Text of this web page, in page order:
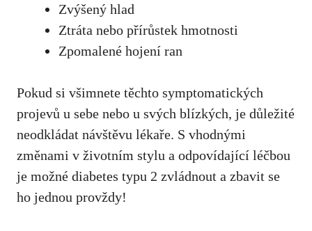
Zvýšený hlad
Ztráta nebo přírůstek hmotnosti
Zpomalené hojení ran
Pokud si všimnete těchto symptomatických⁢
projevů u sebe nebo‍ u svých blízkých, ​je důležité
neodkládat návštěvu ⁢lékaře. S vhodnými
změnami v životním stylu a odpovídající ‍léčbou
je možné ​diabetes typu 2 ​zvládnout a zbavit se
⁣ho jednou provždy!